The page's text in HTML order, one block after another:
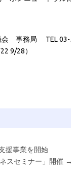
議会 事務局
9/28）
援事業を開始
スセミナー」開催 →